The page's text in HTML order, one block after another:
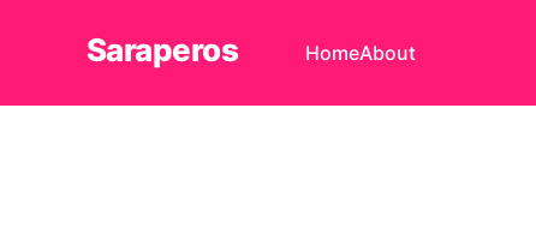
Saraperos HomeAbout